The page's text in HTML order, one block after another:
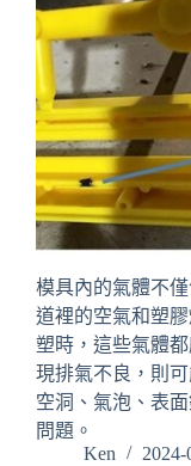
模具內的氣體不
道裡的空氣和塑
塑時，這些氣體
現排氣不良，則
空洞、氣泡、表
問題。
Ken
2024-